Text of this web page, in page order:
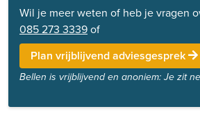
Wil je meer weten of heb je vragen
085 273 3339of
Plan vrijblijvend adviesgesprek
Bellen is vrijblijvend en anoniem: Je zit